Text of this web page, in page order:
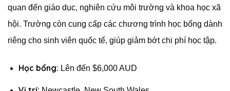
quan đến giáo dục, nghiên cứu môi trường và khoa học xã
hội. Trường còn cung cấp các chương trình học bổng dành
riêng cho sinh viên quốc tế, giúp giảm bớt chi phí học tập.
Học bổng: Lên đến $6,000 AUD